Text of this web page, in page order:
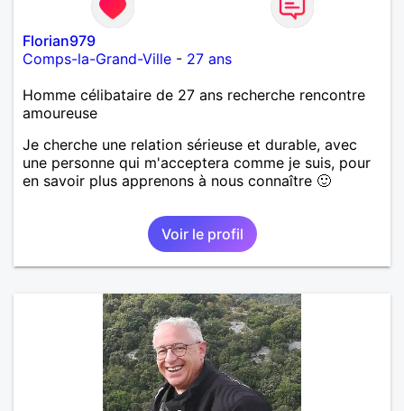
Florian979
Comps-la-Grand-Ville - 27 ans
Homme célibataire de 27 ans recherche rencontre
amoureuse
Je cherche une relation sérieuse et durable, avec
une personne qui m'acceptera comme je suis, pour
en savoir plus apprenons à nous connaître 🙂
Voir le profil